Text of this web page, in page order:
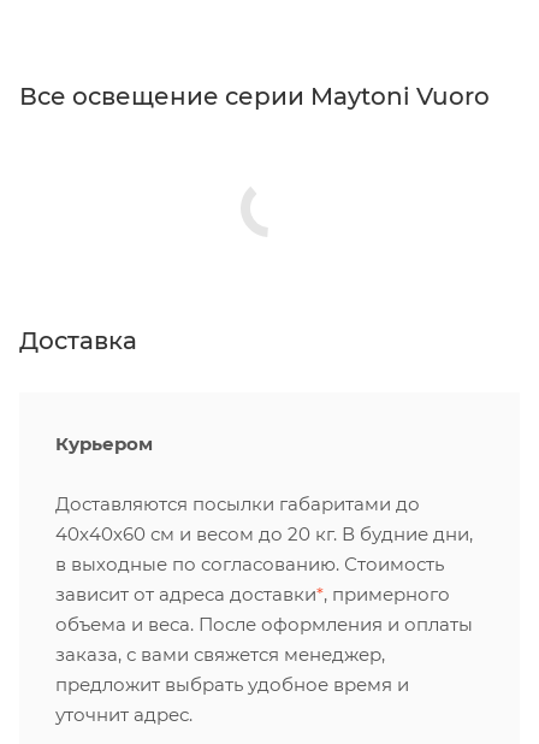
Все освещение серии Maytoni Vuoro
Доставка
Курьером
Доставляются посылки габаритами до
40х40х60 см и весом до 20 кг. В будние дни,
в выходные по согласованию. Стоимость
зависит от адреса доставки*, примерного
объема и веса. После оформления и оплаты
заказа, с вами свяжется менеджер,
предложит выбрать удобное время и
уточнит адрес.